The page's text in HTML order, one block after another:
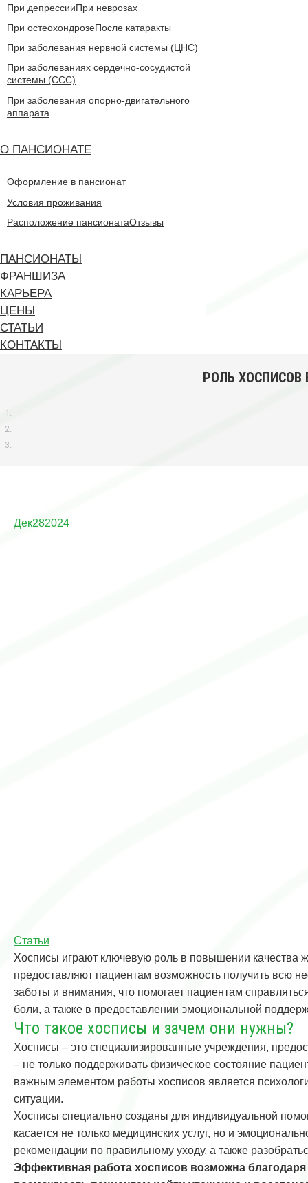
При депрессииПри неврозах
При остеохондрозеПосле катаракты
При заболевания нервной системы (ЦНС)
При заболеваниях сердечно-сосудистой
системы (CCC)
При заболевания опорно-двигательного
аппарата
О ПАНСИОНАТЕ
Оформление в пансионат
Условия проживания
Расположение пансионатаОтзывы
ПАНСИОНАТЫ
ФРАНШИЗА
КАРЬЕРА
ЦЕНЫ
СТАТЬИ
КОНТАКТЫ
РОЛЬ
Дек282024
Статьи
Хосписы играют ключевую роль в повышении качества
предоставляют пациентам возможность получить всю
заботы и внимания, что помогает пациентам
боли, а также в предоставлении эмоциональной
Что такое хосписы и зачем они нужны?
Хосписы – это специализированные учреждения,
– не только поддерживать физическое состояние
важным элементом работы хосписов является
ситуации.
Хосписы специально созданы для индивидуальной
касается не только медицинских услуг, но и
рекомендации по правильному уходу, а также
Эффективная работа хосписов возможна